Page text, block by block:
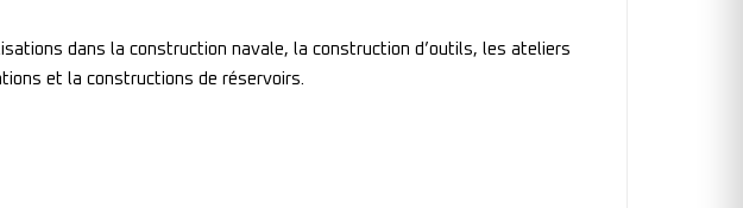
dans la construction navale, la construction d’outils, les ateliers
et la constructions de réservoirs.